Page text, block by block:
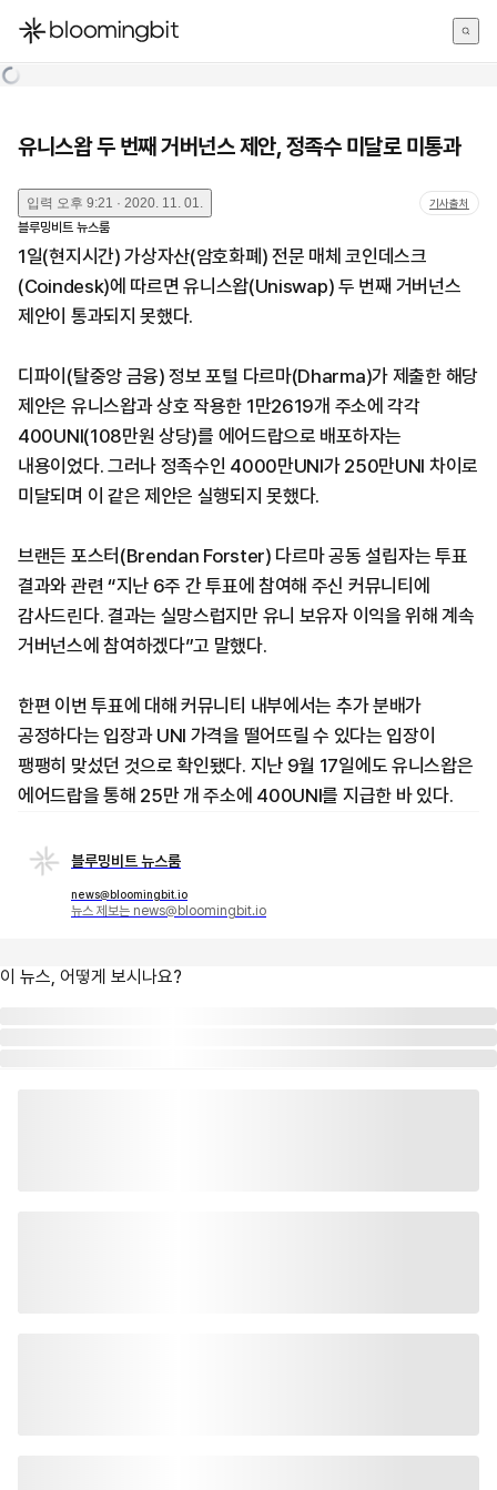
한국어
유니스왑 두 번째 거버넌스 제안, 정족수 미달로 미통과
입력 오후 9:21 · 2020. 11. 01. 기사출처
블루밍비트 뉴스룸
1일(현지시간) 가상자산(암호화폐) 전문 매체 코인데스크
(Coindesk)에 따르면 유니스왑(Uniswap) 두 번째 거버넌스
제안이 통과되지 못했다.
디파이(탈중앙 금융) 정보 포털 다르마(Dharma)가 제출한 해당
제안은 유니스왑과 상호 작용한 1만2619개 주소에 각각
400UNI(108만원 상당)를 에어드랍으로 배포하자는
내용이었다. 그러나 정족수인 4000만UNI가 250만UNI 차이로
미달되며 이 같은 제안은 실행되지 못했다.
브랜든 포스터(Brendan Forster) 다르마 공동 설립자는 투표
결과와 관련 “지난 6주 간 투표에 참여해 주신 커뮤니티에
감사드린다. 결과는 실망스럽지만 유니 보유자 이익을 위해 계속
거버넌스에 참여하겠다”고 말했다.
한편 이번 투표에 대해 커뮤니티 내부에서는 추가 분배가
공정하다는 입장과 UNI 가격을 떨어뜨릴 수 있다는 입장이
팽팽히 맞섰던 것으로 확인됐다. 지난 9월 17일에도 유니스왑은
에어드랍을 통해 25만 개 주소에 400UNI를 지급한 바 있다.
블루밍비트 뉴스룸
news@bloomingbit.io
뉴스 제보는 news@bloomingbit.io
이 뉴스, 어떻게 보시나요?